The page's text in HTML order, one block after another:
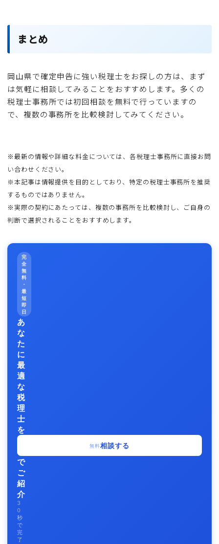
まとめ
岡山県で確定申告に強い税理士をお探しの方は、まず
は気軽に相談してみることをおすすめします。多くの
税理士事務所では初回相談を無料で行っていますの
で、複数の事務所を比較検討してみてください。
※最新の情報や詳細な料金については、各税理士事務所に直接お問
い合わせください。
※本記事は情報提供を目的としており、特定の税理士事務所を推奨
するものではありません。
※実際の契約にあたっては、複数の事務所を比較検討し、ご自身の
判断で選択されることをおすすめします。
完
全
無
料
・
最
短
即
日
あ
な
た
に
最
適
な
税
理
士
を
無
料
で
ご
紹
介
3
0
秒
で
完
了
無料相談する